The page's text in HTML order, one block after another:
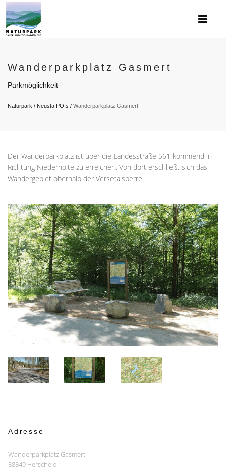
Wanderparkplatz Gasmert
Parkmöglichkeit
Naturpark / Neusta POIs / Wanderparkplatz Gasmert
Der Wanderparkplatz ist über die Landesstraße 561 kommend in
Richtung Niederholte zu erreichen. Von dort erschließt sich das
Wandergebiet oberhalb der Versetalsperre.
Adresse
Wanderparkplatz Gasmert
58849 Herscheid